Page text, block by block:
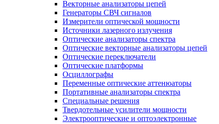
Векторные анализаторы цепей
Генераторы СВЧ сигналов
Измерители оптической мощности
Источники лазерного излучения
Оптические анализаторы спектра
Оптические векторные анализаторы цепей
Оптические переключатели
Оптические платформы
Осциллографы
Переменные оптические аттенюаторы
Портативные анализаторы спектра
Специальные решения
Твердотельные усилители мощности
Электрооптические и оптоэлектронные